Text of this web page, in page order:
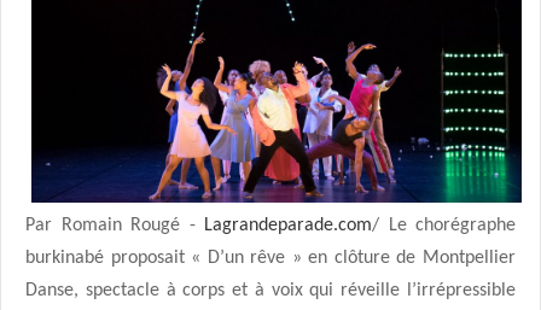
Par Romain Rougé - Lagrandeparade.com/ Le chorégraphe
burkinabé proposait « D’un rêve » en clôture de Montpellier
Danse, spectacle à corps et à voix qui réveille l’irrépressible